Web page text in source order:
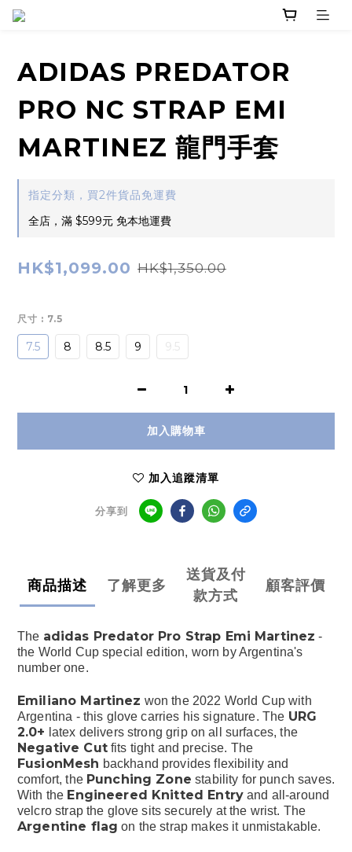
ADIDAS PREDATOR
PRO NC STRAP EMI
MARTINEZ 龍門手套
指定分類，買2件貨品免運費
全店，滿 $599元 免本地運費
HK$1,099.00 HK$1,350.00
尺寸 : 7.5
7.5 8 8.5 9 9.5
加入購物車
加入追蹤清單
分享到
商品描述 了解更多
送貨及付
款方式
顧客評價
The adidas Predator Pro Strap Emi Martinez -
the World Cup special edition, worn by Argentina's
number one.
Emiliano Martinez won the 2022 World Cup with
Argentina - this glove carries his signature. The URG
2.0+ latex delivers strong grip on all surfaces, the
Negative Cutfits tight and precise. The
FusionMesh backhand provides flexibility and
comfort, the Punching Zone stability for punch saves.
With the Engineered Knitted Entryand all-around
velcro strap the glove sits securely at the wrist. The
Argentine flag on the strap makes it unmistakable.